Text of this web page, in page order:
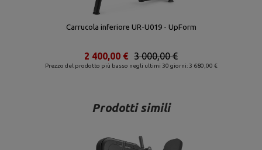
Carrucola inferiore UR-U019 - UpForm
Prezzo del prodotto più basso negli ultimi 30 giorni: 3 680,00 €
3 000,00 €
2 400,00 €
Prodotti simili